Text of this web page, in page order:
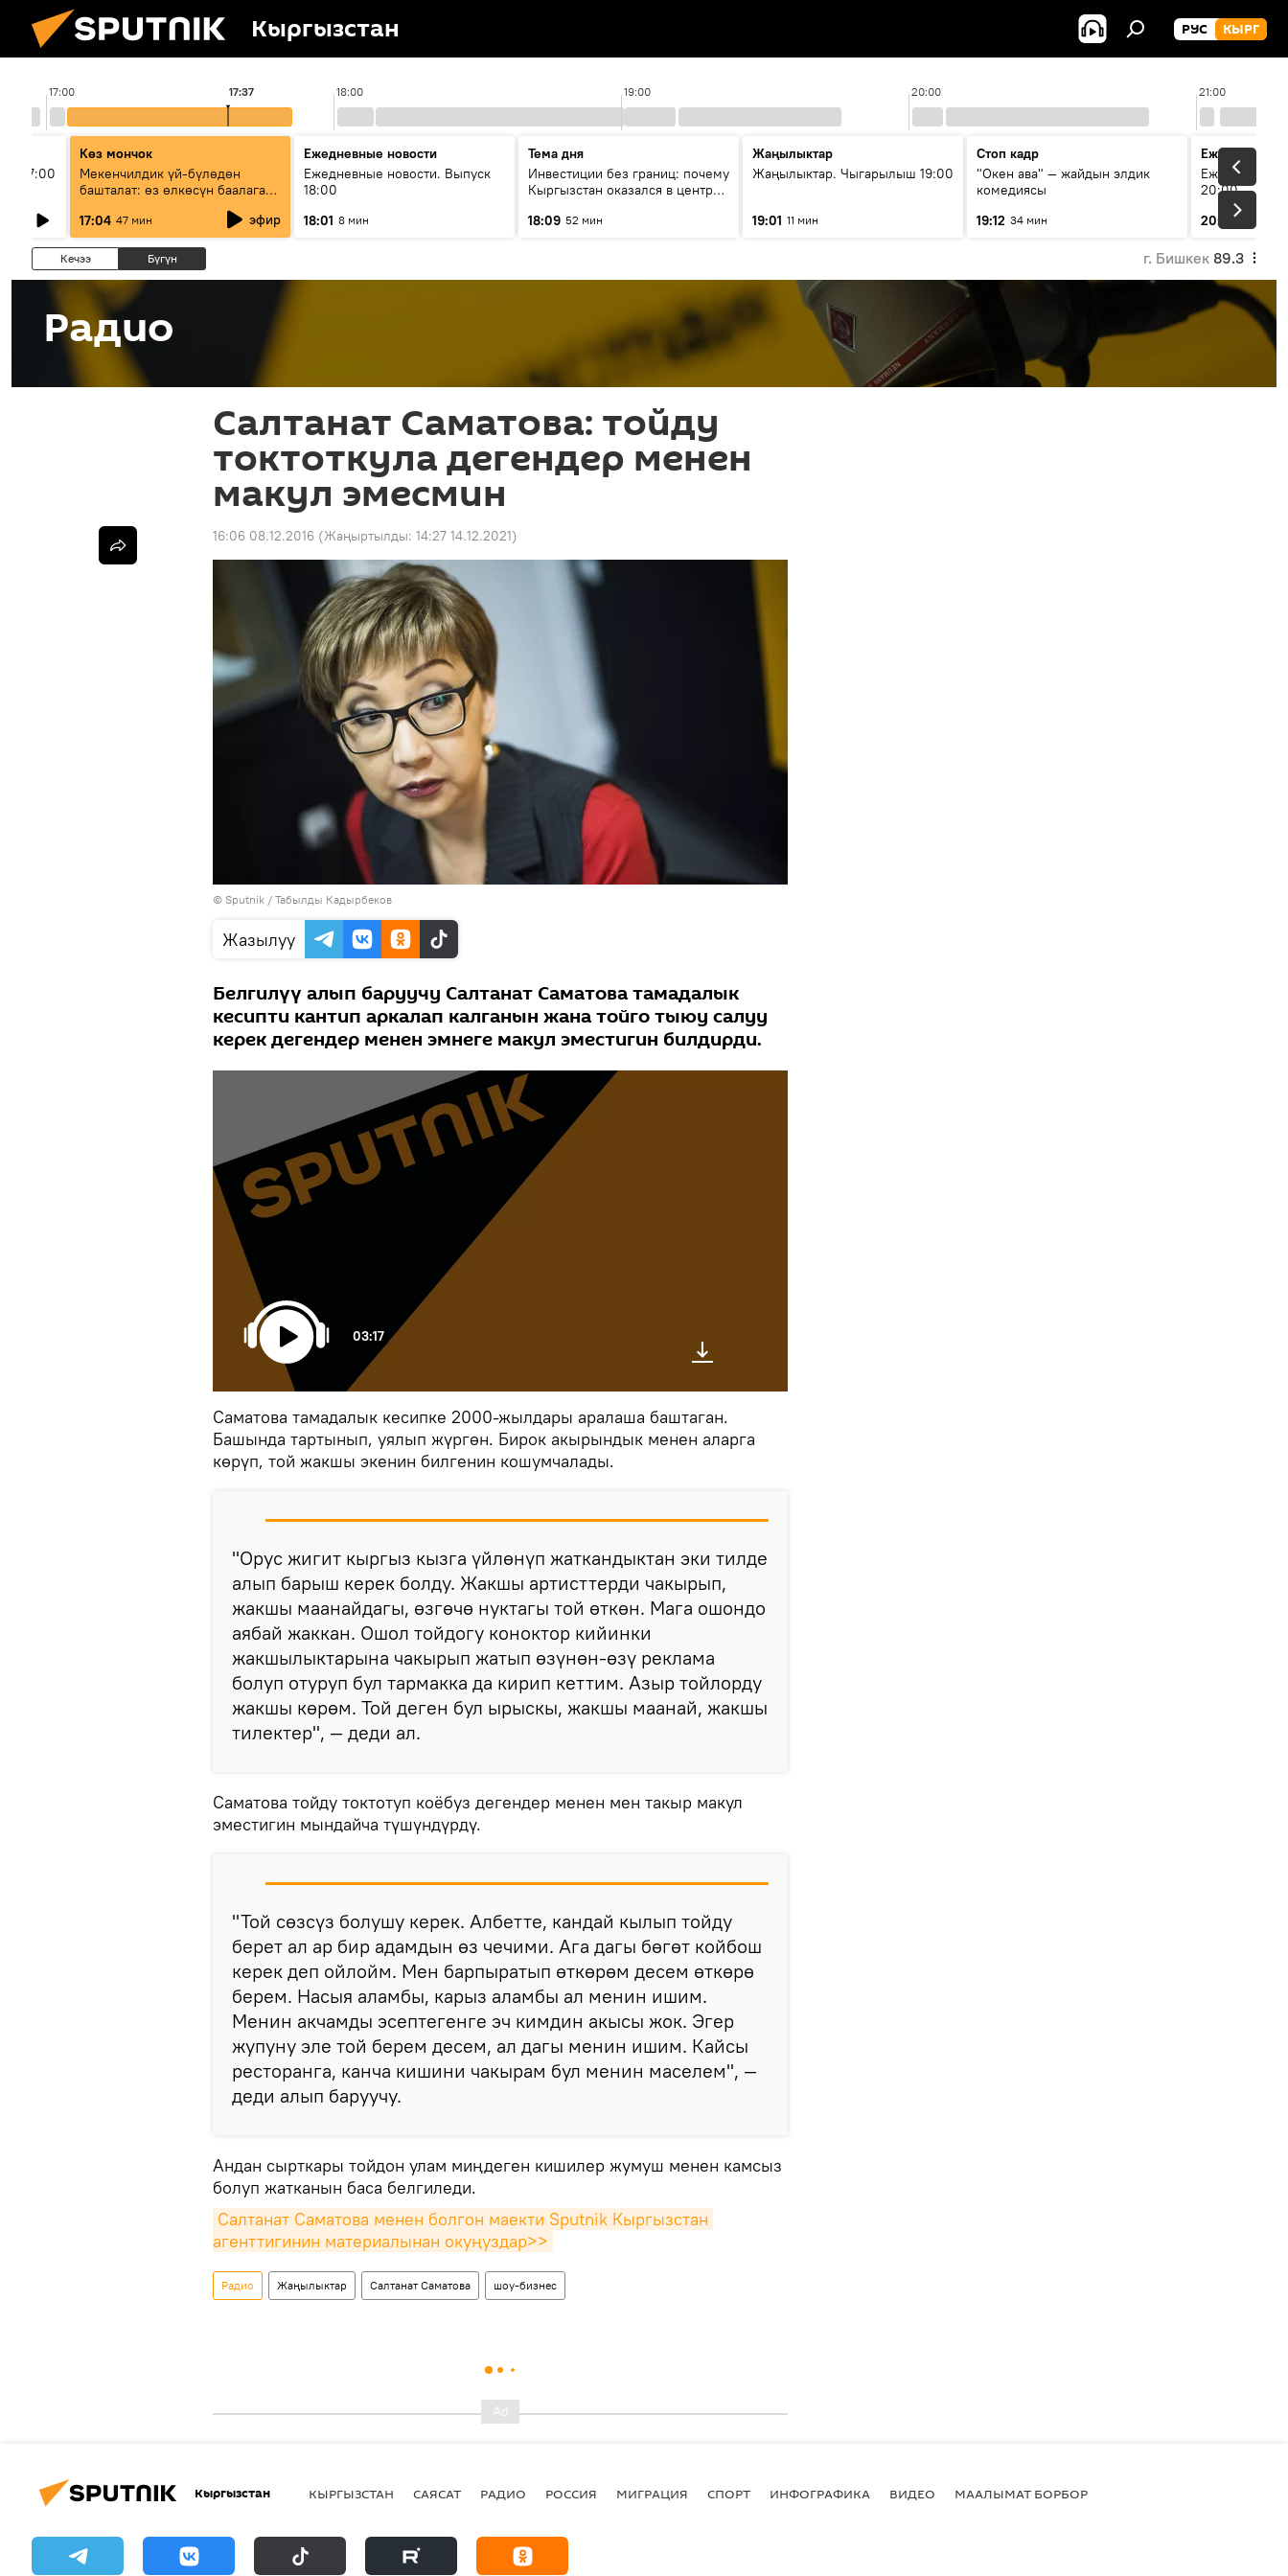
Кыргызстан РУС КЫРГ
17:00 18:00 19:00 20:00 21:00
17:37
17:00
Көз мончок
Мекенчилдик үй-бүлөдөн
башталат: өз өлкөсүн баалаган
муунду кантип тарбиялоо
керек?
17:04 47 мин эфир
Ежедневные новости
Ежедневные новости. Выпуск
18:00
18:01 8 мин
Тема дня
Инвестиции без границ: почему
Кыргызстан оказался в центре
18:09 52 мин
Жаңылыктар
Жаңылыктар. Чыгарылыш 19:00
19:01 11 мин
Стоп кадр
"Окен ава" — жайдын элдик
комедиясы
19:12 34 мин
Ежедневные
Ежедневные
20:00
20:01
Кечээ Бүгүн г. Бишкек 89.3
Радио
Салтанат Саматова: тойду
токтоткула дегендер менен
макул эмесмин
16:06 08.12.2016 (Жаңыртылды: 14:27 14.12.2021)
© Sputnik / Табылды Кадырбеков
Жазылуу
Белгилүү алып баруучу Салтанат Саматова тамадалык
кесипти кантип аркалап калганын жана тойго тыюу салуу
керек дегендер менен эмнеге макул эместигин билдирди.
03:17
Саматова тамадалык кесипке 2000-жылдары аралаша баштаган.
Башында тартынып, уялып жүргөн. Бирок акырындык менен аларга
көрүп, той жакшы экенин билгенин кошумчалады.
"Орус жигит кыргыз кызга үйлөнүп жаткандыктан эки тилде
алып барыш керек болду. Жакшы артисттерди чакырып,
жакшы маанайдагы, өзгөчө нуктагы той өткөн. Мага ошондо
аябай жаккан. Ошол тойдогу коноктор кийинки
жакшылыктарына чакырып жатып өзүнөн-өзү реклама
болуп отуруп бул тармакка да кирип кеттим. Азыр тойлорду
жакшы көрөм. Той деген бул ырыскы, жакшы маанай, жакшы
тилектер", — деди ал.
Саматова тойду токтотуп коёбуз дегендер менен мен такыр макул
эместигин мындайча түшүндүрдү.
"Той сөзсүз болушу керек. Албетте, кандай кылып тойду
берет ал ар бир адамдын өз чечими. Ага дагы бөгөт койбош
керек деп ойлойм. Мен барпыратып өткөрөм десем өткөрө
берем. Насыя аламбы, карыз аламбы ал менин ишим.
Менин акчамды эсептегенге эч кимдин акысы жок. Эгер
жупуну эле той берем десем, ал дагы менин ишим. Кайсы
ресторанга, канча кишини чакырам бул менин маселем", —
деди алып баруучу.
Андан сырткары тойдон улам миңдеген кишилер жумуш менен камсыз
болуп жатканын баса белгиледи.
Салтанат Саматова менен болгон маекти Sputnik Кыргызстан
агенттигинин материалынан окуңуздар>>
Радио Жаңылыктар Салтанат Саматова шоу-бизнес
Кыргызстан КЫРГЫЗСТАН САЯСАТ РАДИО РОССИЯ МИГРАЦИЯ СПОРТ ИНФОГРАФИКА ВИДЕО МААЛЫМАТ БОРБОР